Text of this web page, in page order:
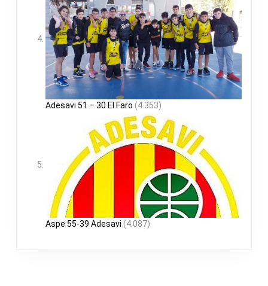
Adesavi 51 – 30 El Faro (4.353)
Aspe 55-39 Adesavi (4.087)